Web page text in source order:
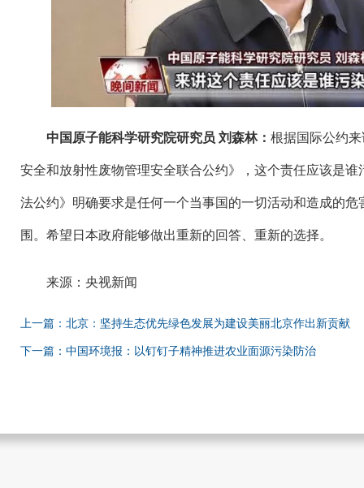
中国原子能科学研究院研究员 刘森林： 根据国际公约
安全和放射性废物管理安全联合公约》，这个责任应该是
法公约》明确要求是任何一个当事国的一切活动和造成的
围。希望日本政府能够做出重新的回答、重新的选择。
来源：央视新闻
上一篇：北京：坚持生态优先绿色发展为建设美丽北京作出新贡献
下一篇：中国环境报：以钉钉子精神推进农业面源污染防治